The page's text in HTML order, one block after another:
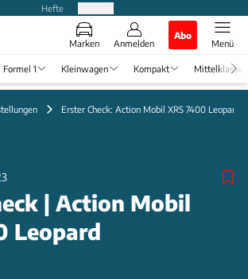
Hefte
Marken Anmelden
Abo
Menü
Formel 1 Kleinwagen Kompakt Mittelklasse
Erster Check: Action Mobil XRS 7400 Leopard
| Action Mobil
Leopard